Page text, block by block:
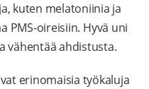
kuten melatoniinia ja
PMS-oireisiin. Hyvä uni
vähentää ahdistusta.
erinomaisia työkaluja